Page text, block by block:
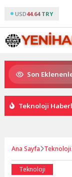
USD44.64 TRY
Son
Uğurlandı
Teknoloji
Ana Sayfa Teknoloji
Teknoloji